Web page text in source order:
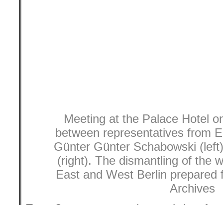
those who owned the presses, that
most those who ruled over studios
tellingly, they learned very quickly
were soon spent and new
commodities and travels, had
over 95 % of the industry they had